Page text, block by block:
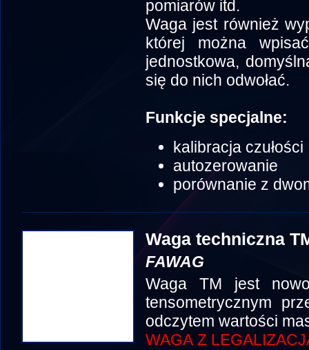
pomiarów itd.
Waga jest również
której można
jednostkowa,
się do nich odwołać.
Funkcje specjalne:
kalibracja czułości
autozerowanie
porównanie z
Waga techniczna
FAWAG
Waga TM jest
tensometrycznym
odczytem wartości
WAGA Z